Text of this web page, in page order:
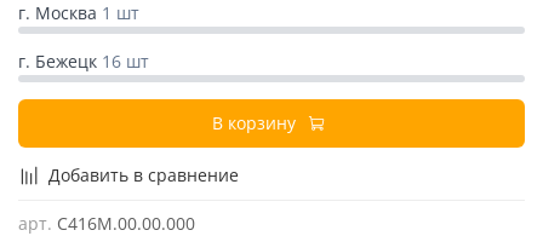
Добавить в сравнение
арт. С416М.00.00.000
г. Москва 1 шт
г. Бежецк 16 шт
В корзину